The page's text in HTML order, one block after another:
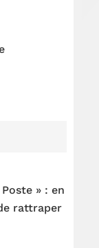
» : en
rattraper